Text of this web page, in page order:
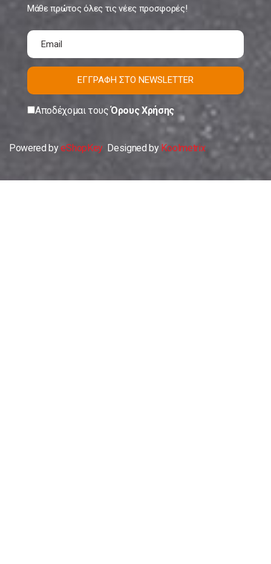
Μάθε πρώτος όλες τις νέες προσφορές!
ΕΓΓΡΑΦΗ ΣΤΟ NEWSLETTER
Αποδέχομαι τουςΌρους Χρήσης
Powered byeShopKeyDesigned by Koolmetrix